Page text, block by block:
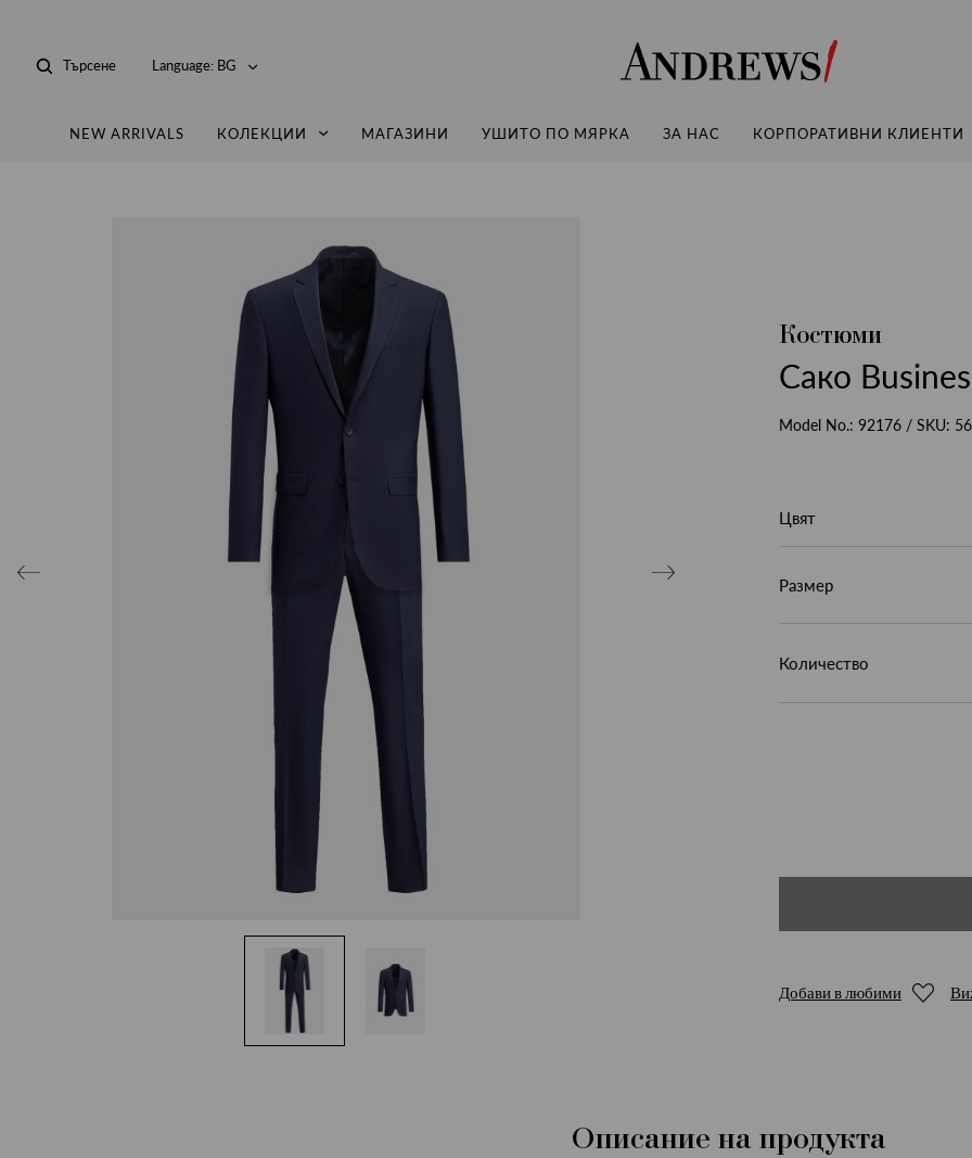
Andrews
Търсене Language: BG
NEW ARRIVALS КОЛЕКЦИИ МАГАЗИНИ УШИТО ПО МЯРКА ЗА НАС КОРПОРАТИВНИ КЛИЕНТИ
Костюми
Сако
Model No.: 92176 / SKU:
Цвят
Размер
Количество
Добави в любими
Описание на продукта